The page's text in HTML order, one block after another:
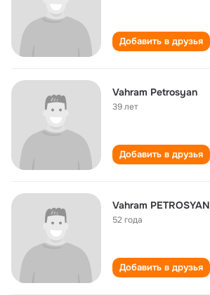
Добавить в друзья
Vahram Petrosyan
39 лет
Добавить в друзья
Vahram PETROSYAN
52 года
Добавить в друзья